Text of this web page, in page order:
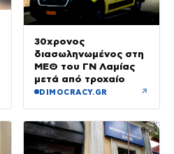
30χρονος
διασωληνωμένος στη
ΜΕΘ του ΓΝ Λαμίας
μετά από τροχαίο
DIMOCRACY.GR ↗